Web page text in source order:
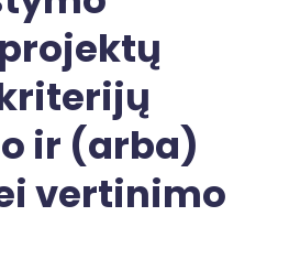
ir (arba)
vertinimo